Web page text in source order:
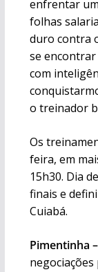
enfrentar
folhas
duro contra
se
com
o treinador
Os
feira, em
15h30. Dia
finais e
Cuiabá.
Pimentinha –